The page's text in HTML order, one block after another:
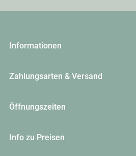
Informationen
Zahlungsarten & Versand
Öffnungszeiten
Info zu Preisen